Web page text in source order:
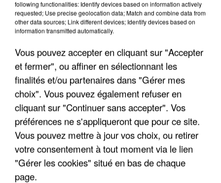
LES INTERVIEWS CHANTE
FRANCE
"JE SUIS À DISPOSITION DES
ENFOIRÉS"
"ON A TOUS LE TRAC"
following functionalities: Identify devices based on information actively
requested; Use precise geolocation data; Match and combine data from
other data sources; Link different devices; Identify devices based on
information transmitted automatically.
Vous pouvez accepter en cliquant sur "Accepter
et fermer", ou affiner en sélectionnant les
finalités et/ou partenaires dans "Gérer mes
choix". Vous pouvez également refuser en
cliquant sur "Continuer sans accepter". Vos
préférences ne s'appliqueront que pour ce site.
Vous pouvez mettre à jour vos choix, ou retirer
votre consentement à tout moment via le lien
"Gérer les cookies" situé en bas de chaque
page.